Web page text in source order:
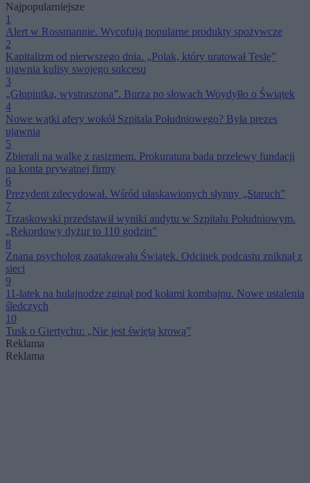
Najpopularniejsze
1
Alert w Rossmannie. Wycofują popularne produkty spożywcze
2
Kapitalizm od pierwszego dnia. „Polak, który uratował Teslę”
ujawnia kulisy swojego sukcesu
3
„Głupiutka, wystraszona”. Burza po słowach Woydyłło o Świątek
4
Nowe wątki afery wokół Szpitala Południowego? Była prezes
ujawnia
5
Zbierali na walkę z rasizmem. Prokuratura bada przelewy fundacji
na konta prywatnej firmy
6
Prezydent zdecydował. Wśród ułaskawionych słynny „Staruch”
7
Trzaskowski przedstawił wyniki audytu w Szpitalu Południowym.
„Rekordowy dyżur to 110 godzin”
8
Znana psycholog zaatakowała Świątek. Odcinek podcastu zniknął z
sieci
9
11-latek na hulajnodze zginął pod kołami kombajnu. Nowe ustalenia
śledczych
10
Tusk o Giertychu: „Nie jest świętą krową”
Reklama
Reklama